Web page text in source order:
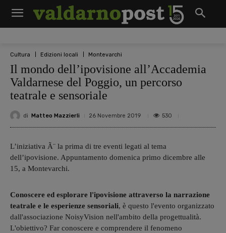
Cultura Edizioni locali Montevarchi
Il mondo dell’ipovisione all’Accademia
Valdarnese del Poggio, un percorso
teatrale e sensoriale
di Matteo Mazzierli 26 Novembre 2019 530
L’iniziativa Ã¨ la prima di tre eventi legati al tema
dell’ipovisione. Appuntamento domenica primo dicembre alle
15, a Montevarchi.
Conoscere ed esplorare l'ipovisione attraverso la narrazione
teatrale e le esperienze sensoriali, è questo l'evento organizzato
dall'associazione NoisyVision nell'ambito della progettualità.
L'obiettivo? Far conoscere e comprendere il fenomeno